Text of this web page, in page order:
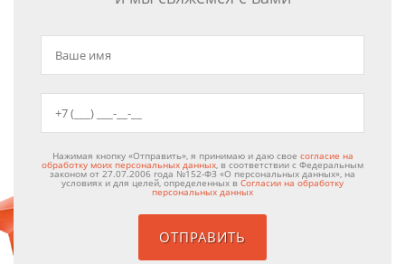
Нажимая кнопку «Отправить», я принимаю и даю свое согласие на
обработку моих персональных данных , в соответствии с Федеральным
законом от 27.07.2006 года №152-ФЗ «О персональных данных», на
условиях и для целей, определенных в Согласии на обработку
персональных данных